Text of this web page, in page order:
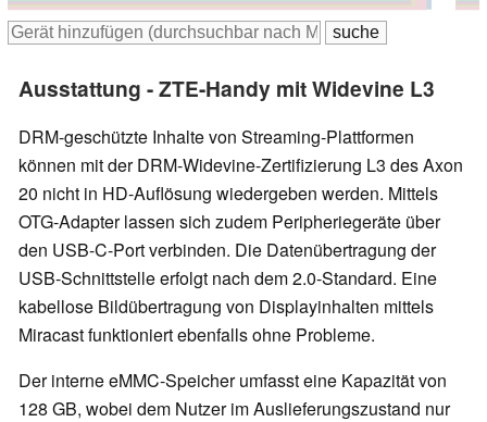
Ausstattung - ZTE-Handy mit Widevine L3
DRM-geschützte Inhalte von Streaming-Plattformen
können mit der DRM-Widevine-Zertifizierung L3 des Axon
20 nicht in HD-Auflösung wiedergeben werden. Mittels
OTG-Adapter lassen sich zudem Peripheriegeräte über
den USB-C-Port verbinden. Die Datenübertragung der
USB-Schnittstelle erfolgt nach dem 2.0-Standard. Eine
kabellose Bildübertragung von Displayinhalten mittels
Miracast funktioniert ebenfalls ohne Probleme.
Der interne eMMC-Speicher umfasst eine Kapazität von
128 GB, wobei dem Nutzer im Auslieferungszustand nur